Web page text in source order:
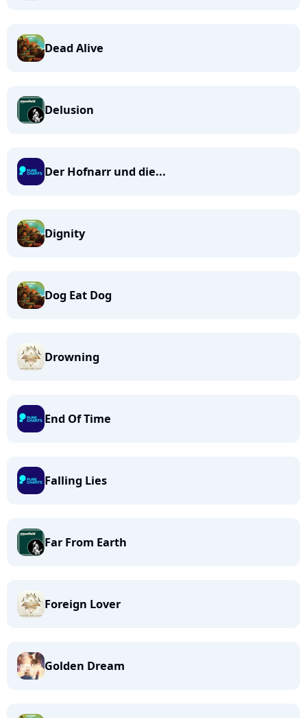
Dead Alive
Delusion
Der Hofnarr und die...
Dignity
Dog Eat Dog
Drowning
End Of Time
Falling Lies
Far From Earth
Foreign Lover
Golden Dream